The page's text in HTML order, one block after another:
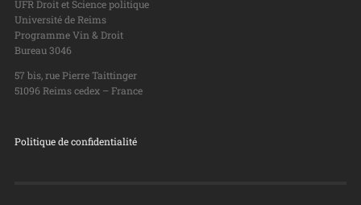
UFR Droit et Science politique
Université de Reims
Programme Vin & Droit
Bureau 3046
57 bis, rue Pierre Taittinger
51096 Reims cedex – France
Politique de confidentialité